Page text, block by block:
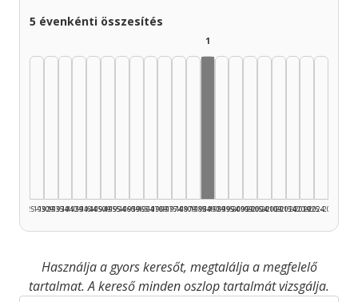
5 évenkénti összesítés
1925–1929
1930–1934
1935–1939
1940–1944
1945–1949
1950–1954
1955–1959
1960–1964
1965–1969
1970–1974
1975–1979
1980–1984
1
1985–1989
1990–1994
1995–1999
2000–2004
2005–2009
2010–2014
2015–2019
2020–2024
2025–2026
Használja a gyors keresőt, megtalálja a megfelelő
tartalmat. A kereső minden oszlop tartalmát vizsgálja.